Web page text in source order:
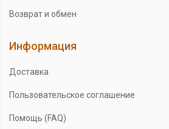
Возврат и обмен
Информация
Доставка
Пользовательское соглашение
Помощь (FAQ)